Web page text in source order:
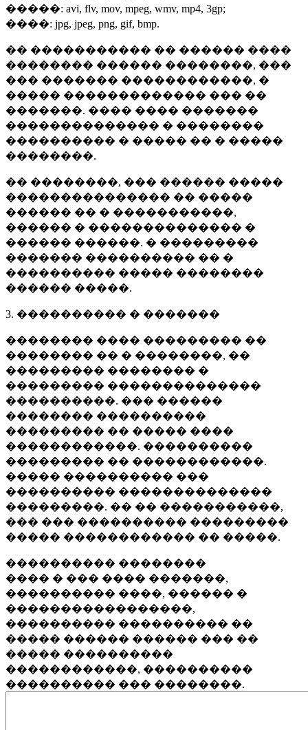
�����: avi, flv, mov, mpeg, wmv, mp4, 3gp;
����: jpg, jpeg, png, gif, bmp.
�� ����������� �� ������ ����
�������� ������ ��������, ���
��� ������� ������������, �
����� ������������� ��� ��
�������. ���� ���� �������
�������������� � ��������
���������� � ����� �� � �����
��������.
�� ��������, ��� ������ �����
��������������� �� �����
������ �� � �����������,
������ � �������������� �
������ ������. � ���������
������� ���������� �� �
���������� ����� ��������
������ �����.
3. ���������� � �������
�������� ���� ��������� ��
�������� �� � ��������, ��
��������� �������� �
��������� ��������������
����������. ��� ������
�������� ����������
��������� �� ����� ����
������������. ����������
��������� �� ������������.
����� ���������� ���
���������� ��������������
���������. �� �� �����������,
��� ��� ���������� ���������
����� ������������ �� �����.
���������� ��������
���� � ��� ���� �������,
���������� ����, ������ �
�����������������,
���������� ���������� ��
����� ������ ������ ��� ��
����� ����������
������������, ����������
���������� ��� ��������.